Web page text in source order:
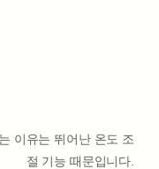
이유는 뛰어난 온도 조
절 기능 때문입니다.